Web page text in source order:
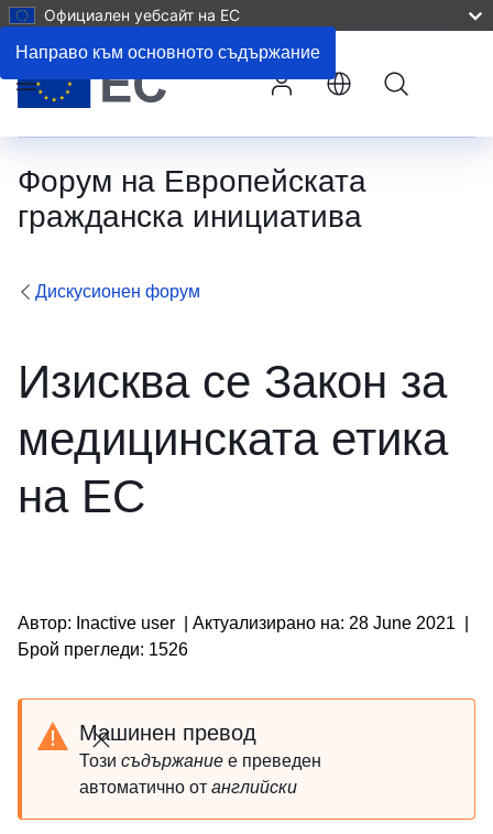
Направо към основното съдържание
Официален уебсайт на ЕС
Форум на Европейската
гражданска инициатива
Меню
Дискусионен форум
Изисква се Закон за
медицинската етика
на ЕС
Оставете коментар
Автор: Inactive user Актуализирано на: 28 June 2021
Брой прегледи: 1526
Затваряне
Машинен превод
Този cъдържание e преведен
автоматично от английски